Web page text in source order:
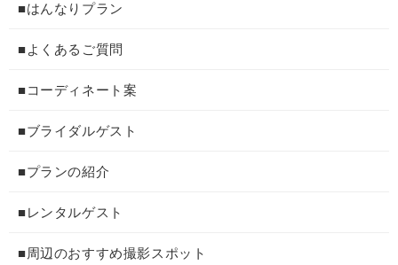
■はんなりプラン
■よくあるご質問
■コーディネート案
■ブライダルゲスト
■プランの紹介
■レンタルゲスト
■周辺のおすすめ撮影スポット